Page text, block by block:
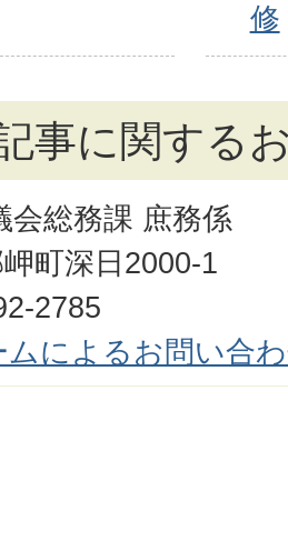
修
事に関する
会総務課 庶務係
町深日2000-1
2785
ムによるお問い合